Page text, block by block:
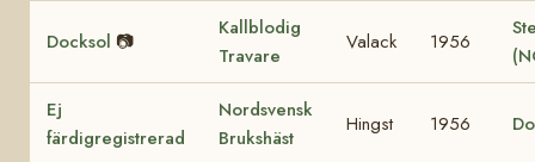
Docksol 📷
Kallblodig
Travare
Valack 1956
Ej
färdigregistrerad
Nordsvensk
Brukshäst
Hingst 1956